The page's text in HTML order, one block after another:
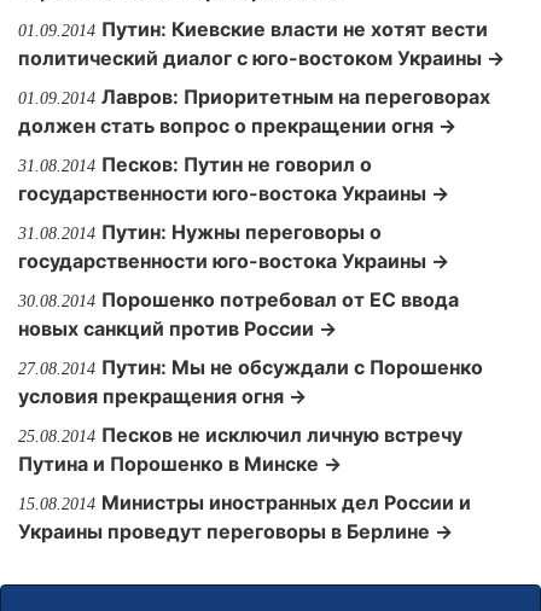
01.09.2014 Путин: Киевские власти не хотят вести
политический диалог с юго-востоком Украины →
01.09.2014 Лавров: Приоритетным на переговорах
должен стать вопрос о прекращении огня →
31.08.2014 Песков: Путин не говорил о
государственности юго-востока Украины →
31.08.2014 Путин: Нужны переговоры о
государственности юго-востока Украины →
30.08.2014 Порошенко потребовал от ЕС ввода
новых санкций против России →
27.08.2014 Путин: Мы не обсуждали с Порошенко
условия прекращения огня →
25.08.2014 Песков не исключил личную встречу
Путина и Порошенко в Минске →
15.08.2014 Министры иностранных дел России и
Украины проведут переговоры в Берлине →